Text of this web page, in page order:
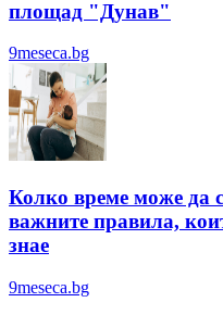
площад "Дунав"
9meseca.bg
Колко време може да
важните правила,
знае
9meseca.bg